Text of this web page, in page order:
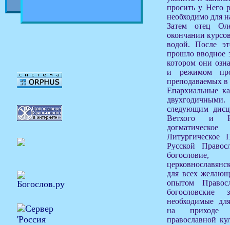
просить у Него
необходимо для
Затем отец
окончании
водой. После
прошло вводное
котором они
и режимом
преподаваемых в
Епархиальные
следующим
Ветхого и
Литургическое
Русской
богословие,
для всех
опытом
богословские
необходимые
на приходе
православной